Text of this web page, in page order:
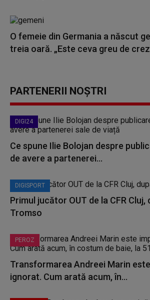
O femeie din Germania a născut
treia oară. „Este ceva greu de
PARTENERII NOȘTRI
DIGI24
Ce spune Ilie Bolojan despre
de avere a partenerei...
DIGISPORT
Primul jucător OUT de la CFR Cluj,
Tromso
PEROZ
Transformarea Andreei Marin
ignorat. Cum arată acum, în...